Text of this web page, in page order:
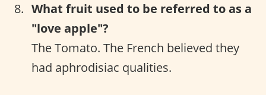
What fruit used to be referred to as a
"love apple"?
The Tomato. The French believed they
had aphrodisiac qualities.